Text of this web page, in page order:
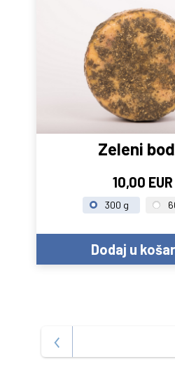
Zeleni
10,00 EUR
300 g